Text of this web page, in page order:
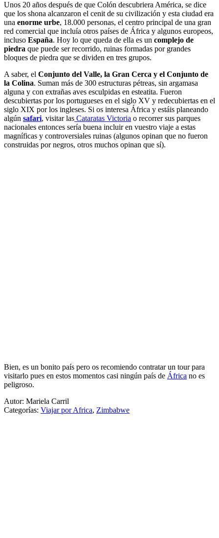
Unos 20 años después de que Colón descubriera América, se dice
que los shona alcanzaron el cenit de su civilización y esta ciudad era
una enorme urbe, 18.000 personas, el centro principal de una gran
red comercial que incluía otros países de África y algunos europeos,
incluso España. Hoy lo que queda de ella es un complejo de
piedra que puede ser recorrido, ruinas formadas por grandes
bloques de piedra que se dividen en tres grupos.
A saber, el Conjunto del Valle, la Gran Cerca y el Conjunto de
la Colina. Suman más de 300 estructuras pétreas, sin argamasa
alguna y con extrañas aves esculpidas en esteatita. Fueron
descubiertas por los portugueses en el siglo XV y redecubiertas en el
siglo XIX por los ingleses. Si os interesa África y estáis planeando
algún safari, visitar las Cataratas Victoria o recorrer sus parques
nacionales entonces sería buena incluir en vuestro viaje a estas
magníficas y controversiales ruinas (algunos opinan que no fueron
construidas por negros, otros muchos opinan que sí).
Bien, es un bonito país pero os recomiendo contratar un tour para
visitarlo pues en estos momentos casi ningún país de África no es
peligroso.
Autor: Mariela Carril
Categorías: Viajar por Africa, Zimbabwe